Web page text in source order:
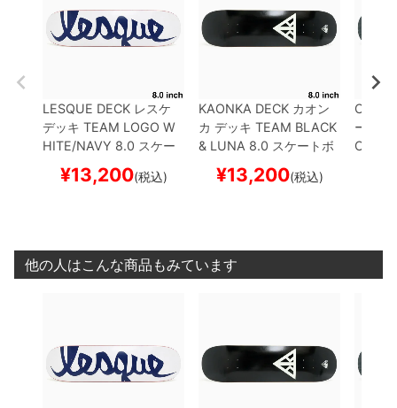
LESQUE DECK レスケ
デッキ TEAM LOGO W
HITE/NAVY 8.0 スケー
トボード スケボー
¥13,200(税込)
KAONKA DECK カオン
カ デッキ TEAM BLACK
& LUNA 8.0 スケートボ
ード スケボー
¥13,200(税込)
ーチャ
OGO
他の人はこんな商品もみています